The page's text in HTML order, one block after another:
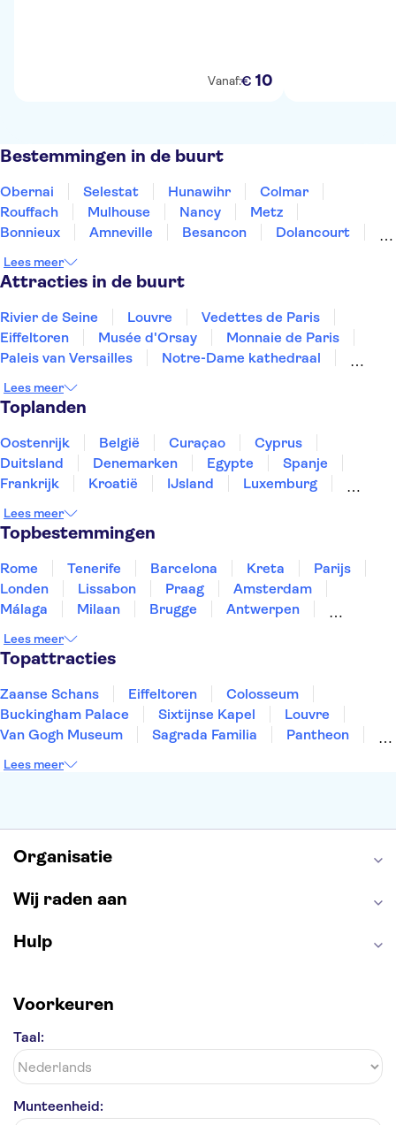
Vanaf:€ 10
Bestemmingen in de buurt
Obernai Selestat Hunawihr
Colmar
Rouffach
Mulhouse Nancy
Metz
Bonnieux
Amneville Besancon
Dolancourt
Lees meer
Attracties in de buurt
Rivier de Seine Louvre
Vedettes de Paris
Eiffeltoren
Musée d'Orsay
Monnaie de Paris
Paleis van Versailles
Notre-Dame kathedraal
Montmartre
Tours en trips vanuit Paris
Loiredal en kastelen
Lees meer
Toplanden
Oostenrijk België Curaçao
Cyprus
Duitsland
Denemarken Egypte
Spanje
Frankrijk
Kroatië IJsland
Luxemburg
Slovenië
Thailand
Lees meer
Topbestemmingen
Rome Tenerife Barcelona Kreta
Parijs
Londen
Lissabon Praag
Amsterdam
Málaga
Milaan Brugge
Antwerpen
Eindhoven
Lees meer
Topattracties
Zaanse Schans Eiffeltoren
Colosseum
Buckingham Palace
Sixtijnse Kapel
Louvre
Van Gogh Museum
Sagrada Familia
Pantheon
Keukenhof
Lees meer
Organisatie
Wij raden aan
Hulp
Voorkeuren
Taal:
Munteenheid: